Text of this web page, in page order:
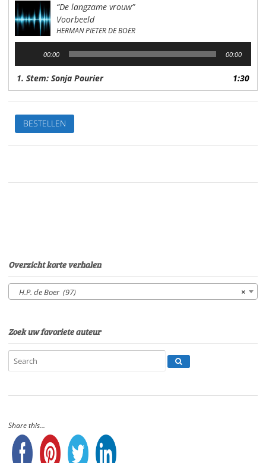
“De langzame vrouw”
Voorbeeld
HERMAN PIETER DE BOER
00:00 00:00
1. Stem: Sonja Pourier 1:30
De
langzame
vrouwVan:
BoerStem:
BESTELLEN
Overzicht korte verhalen
×
H.P. de Boer (97)
Zoek uw favoriete auteur
Share this...